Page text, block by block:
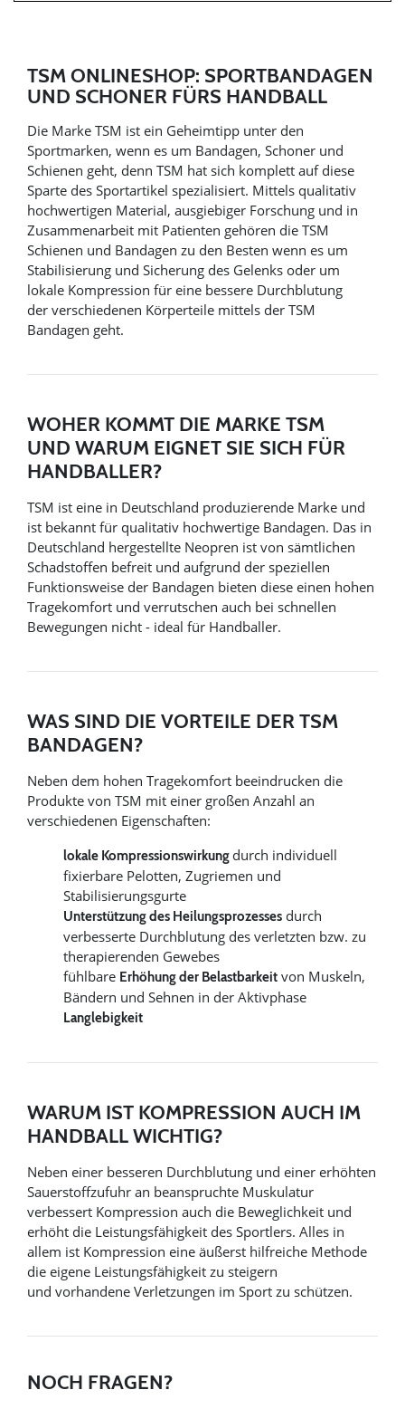
TSM ONLINESHOP: SPORTBANDAGEN
UND SCHONER FÜRS HANDBALL
Die Marke TSM ist ein Geheimtipp unter den
Sportmarken, wenn es um Bandagen, Schoner und
Schienen geht, denn TSM hat sich komplett auf diese
Sparte des Sportartikel spezialisiert. Mittels qualitativ
hochwertigen Material, ausgiebiger Forschung und in
Zusammenarbeit mit Patienten gehören die TSM
Schienen und Bandagen zu den Besten wenn es um
Stabilisierung und Sicherung des Gelenks oder um
lokale Kompression für eine bessere Durchblutung
der verschiedenen Körperteile mittels der TSM
Bandagen geht.
WOHER KOMMT DIE MARKE TSM
UND WARUM EIGNET SIE SICH FÜR
HANDBALLER?
TSM ist eine in Deutschland produzierende Marke und
ist bekannt für qualitativ hochwertige Bandagen. Das in
Deutschland hergestellte Neopren ist von sämtlichen
Schadstoffen befreit und aufgrund der speziellen
Funktionsweise der Bandagen bieten diese einen hohen
Tragekomfort und verrutschen auch bei schnellen
Bewegungen nicht - ideal für Handballer.
WAS SIND DIE VORTEILE DER TSM
BANDAGEN?
Neben dem hohen Tragekomfort beeindrucken die
Produkte von TSM mit einer großen Anzahl an
verschiedenen Eigenschaften:
lokale Kompressionswirkung durch individuell
fixierbare Pelotten, Zugriemen und
Stabilisierungsgurte
Unterstützung des Heilungsprozesses durch
verbesserte Durchblutung des verletzten bzw. zu
therapierenden Gewebes
fühlbare Erhöhung der Belastbarkeit von Muskeln,
Bändern und Sehnen in der Aktivphase
Langlebigkeit
WARUM IST KOMPRESSION AUCH IM
HANDBALL WICHTIG?
Neben einer besseren Durchblutung und einer erhöhten
Sauerstoffzufuhr an beanspruchte Muskulatur
verbessert Kompression auch die Beweglichkeit und
erhöht die Leistungsfähigkeit des Sportlers. Alles in
allem ist Kompression eine äußerst hilfreiche Methode
die eigene Leistungsfähigkeit zu steigern
und vorhandene Verletzungen im Sport zu schützen.
NOCH FRAGEN?